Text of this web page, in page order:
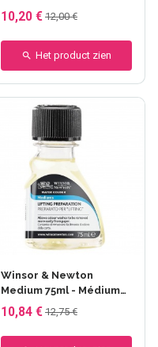
iridescent
10,20 € 12,00 €
Het product zien
Winsor & Newton
Medium 75ml - Médium
préparation pour
éclaircissement
10,84 € 12,75 €